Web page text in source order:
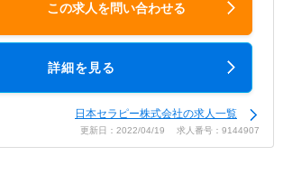
この求人を問い合わせる
詳細を見る
日本セラピー株式会社の求人一覧
更新日：2022/04/19 求人番号：9144907